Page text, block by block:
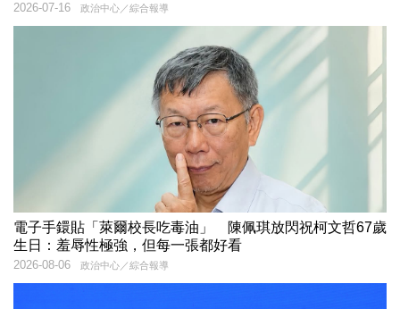
政治中心／綜合報導
2026-07-16
電子手鐶貼「萊爾校長吃毒油」 陳佩琪放閃祝柯文哲67歲
生日：羞辱性極強，但每一張都好看
政治中心／綜合報導
2026-08-06